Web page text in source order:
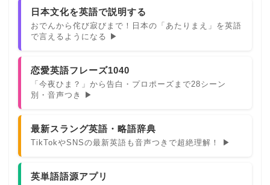
日本文化を英語で説明する
おでんから侘び寂びまで！日本の「あたりまえ」を英語
で言えるようになる ▶
恋愛英語フレーズ1040
「今夜ひま？」から告白・プロポーズまで28シーン
別・音声つき ▶
最新スラング英語・略語辞典
TikTokやSNSの最新英語も音声つきで超絶理解！ ▶
英単語語源アプリ